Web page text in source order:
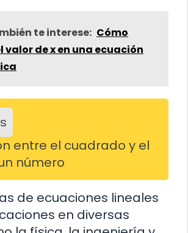
te interese: Cómo
valor de x en una ecuación
entre el cuadrado y el
número
de ecuaciones lineales
en diversas